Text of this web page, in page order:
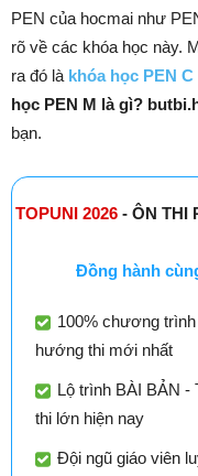
PEN của hocmai như
rõ về các khóa học này.
ra đó là khóa học PEN C
học PEN M là gì?
bạn.
TOPUNI 2026- ÔN THI
Đồng hành
100% chương
hướng thi mới nhất
Lộ trình BÀI BẢN
thi lớn hiện nay
Đội ngũ giáo viên